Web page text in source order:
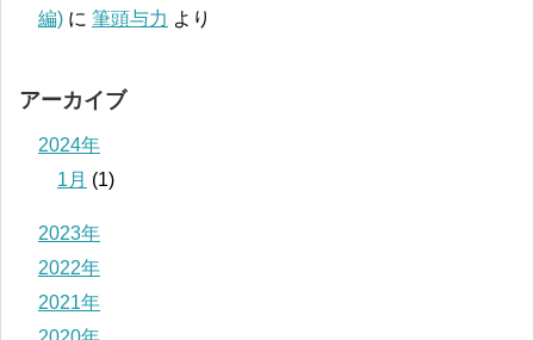
編) に 筆頭与力 より
アーカイブ
2024年
1月 (1)
2023年
2022年
2021年